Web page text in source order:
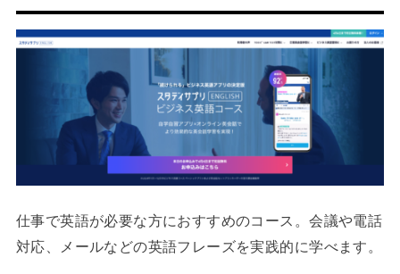
仕事で英語が必要な方におすすめのコース。会議や電話
対応、メールなどの英語フレーズを実践的に学べます。